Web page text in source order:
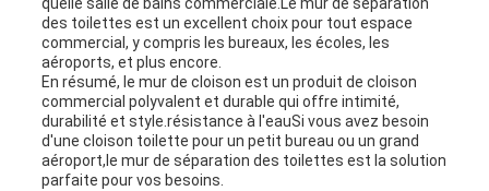
quelle salle de bains commerciale.Le mur de séparation
des toilettes est un excellent choix pour tout espace
commercial, y compris les bureaux, les écoles, les
aéroports, et plus encore.
En résumé, le mur de cloison est un produit de cloison
commercial polyvalent et durable qui offre intimité,
durabilité et style.résistance à l'eauSi vous avez besoin
d'une cloison toilette pour un petit bureau ou un grand
aéroport,le mur de séparation des toilettes est la solution
parfaite pour vos besoins.